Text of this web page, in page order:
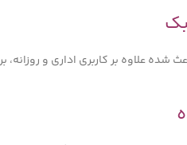
شده علاوه بر کاربری اداری و